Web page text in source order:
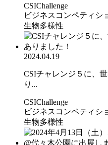
CSIChallenge
ビジネスコンペティシ
生物多様性
2024.04.19
CSIチャレンジ５に、
り...
CSIChallenge
ビジネスコンペティシ
生物多様性